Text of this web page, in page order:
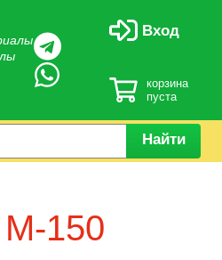
Вход
корзина
пуста
Найти
М-150